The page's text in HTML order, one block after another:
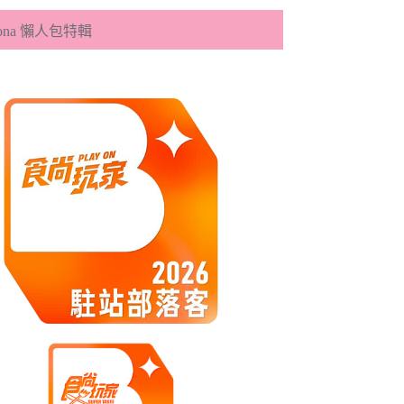
懶人包特輯